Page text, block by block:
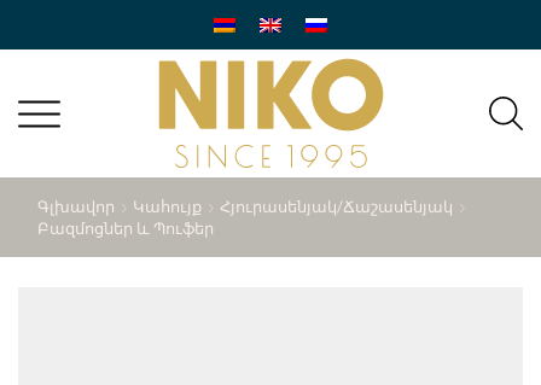
Գլխավոր Կահույք
Հյուրասենյակ/ճաշասենյակ
Բազմոցներ ԵՒ Պուֆեր